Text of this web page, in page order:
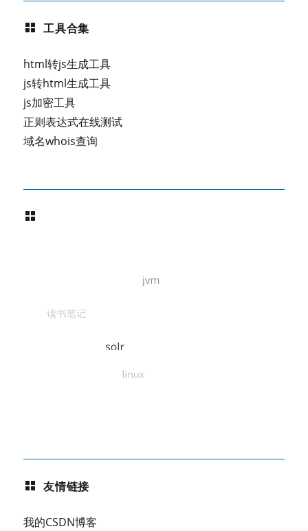
工具合集
html转js生成工具
js转html生成工具
js加密工具
正则表达式在线测试
域名whois查询
友情链接
我的CSDN博客